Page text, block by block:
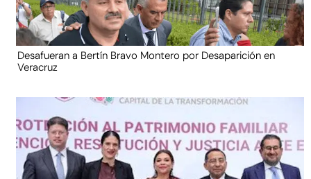
Desafueran a Bertín Bravo Montero por Desaparición en
Veracruz